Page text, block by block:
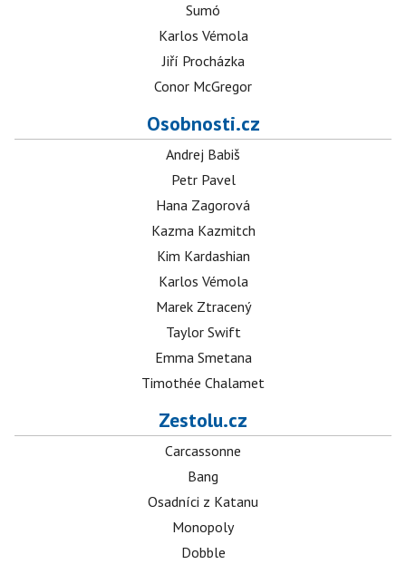
Sumó
Karlos Vémola
Jiří Procházka
Conor McGregor
Osobnosti.cz
Andrej Babiš
Petr Pavel
Hana Zagorová
Kazma Kazmitch
Kim Kardashian
Karlos Vémola
Marek Ztracený
Taylor Swift
Emma Smetana
Timothée Chalamet
Zestolu.cz
Carcassonne
Bang
Osadníci z Katanu
Monopoly
Dobble